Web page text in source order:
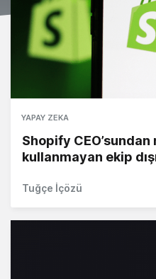
YAPAY ZEKA
Shopify
kullanmayan ekip
Tuğçe İçözü